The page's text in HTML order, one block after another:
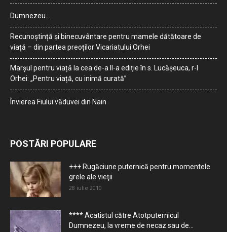
Dumnezeu…
Recunoștință și binecuvântare pentru mamele dătătoare de
viață – din partea preoților Vicariatului Orhei
Marșul pentru viață la cea de-a II-a ediție în s. Lucășeuca, r-l
Orhei: „Pentru viață, cu inimă curată”
Învierea Fiului văduvei din Nain
POSTĂRI POPULARE
+++ Rugăciune puternică pentru momentele
grele ale vieţii
28 iulie 2010
**** Acatistul către Atotputernicul
Dumnezeu, la vreme de necaz sau de...